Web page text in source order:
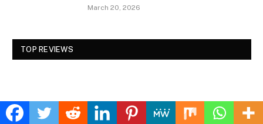
March 20, 2026
TOP REVIEWS